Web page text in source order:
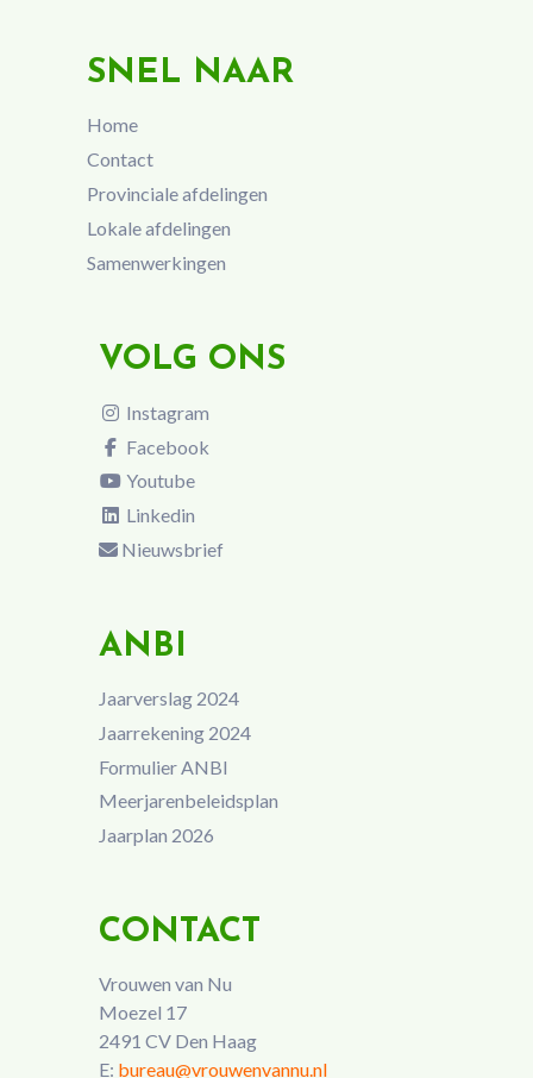
SNEL NAAR
Home
Contact
Provinciale afdelingen
Lokale afdelingen
Samenwerkingen
VOLG ONS
Instagram
Facebook
Youtube
Linkedin
Nieuwsbrief
ANBI
Jaarverslag 2024
Jaarrekening 2024
Formulier ANBI
Meerjarenbeleidsplan
Jaarplan 2026
CONTACT
Vrouwen van Nu
Moezel 17
2491 CV Den Haag
E: bureau@vrouwenvannu.nl